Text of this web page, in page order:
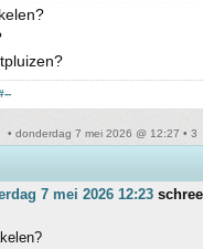
• donderdag 7 mei 2026 @ 12:27 • 3
7 mei 2026 12:23